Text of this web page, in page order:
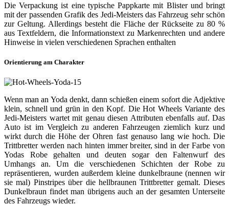
Die Verpackung ist eine typische Pappkarte mit Blister und bringt
mit der passenden Grafik des Jedi-Meisters das Fahrzeug sehr schön
zur Geltung. Allerdings besteht die Fläche der Rückseite zu 80 %
aus Textfeldern, die Informationstext zu Markenrechten und andere
Hinweise in vielen verschiedenen Sprachen enthalten
Orientierung am Charakter
Wenn man an Yoda denkt, dann schießen einem sofort die Adjektive
klein, schnell und grün in den Kopf. Die Hot Wheels Variante des
Jedi-Meisters wartet mit genau diesen Attributen ebenfalls auf. Das
Auto ist im Vergleich zu anderen Fahrzeugen ziemlich kurz und
wirkt durch die Höhe der Ohren fast genauso lang wie hoch. Die
Trittbretter werden nach hinten immer breiter, sind in der Farbe von
Yodas Robe gehalten und deuten sogar den Faltenwurf des
Umhangs an. Um die verschiedenen Schichten der Robe zu
repräsentieren, wurden außerdem kleine dunkelbraune (nennen wir
sie mal) Pinstripes über die hellbraunen Trittbretter gemalt. Dieses
Dunkelbraun findet man übrigens auch an der gesamten Unterseite
des Fahrzeugs wieder.